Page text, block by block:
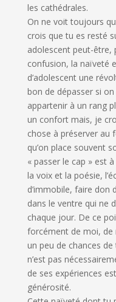
les cathédrales.
On ne voit toujours
crois que tu es resté
adolescent peut-être,
confusion, la naïveté
d’adolescent une
bon de dépasser si on
appartenir à un rang
un confort mais, je
chose à préserver au
qu’on place souvent
« passer le cap » est
la voix et la poésie,
d’immobile, faire don
dans le ventre qui ne
chaque jour. De ce
forcément de moi, de
un peu de chances
n’est pas
de ses expériences
générosité.